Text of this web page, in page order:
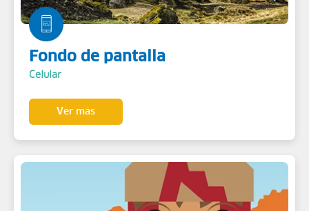
Fondo de pantalla
Celular
Ver más